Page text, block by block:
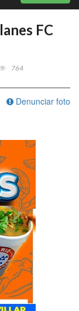
FC
764
Denunciar foto